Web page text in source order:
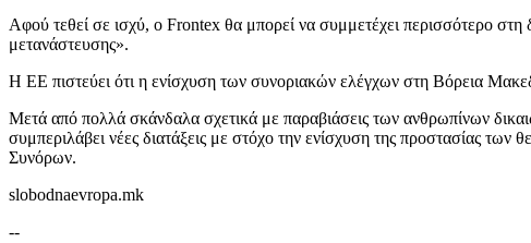
Αφού τεθεί σε ισχύ, ο Frontex θα μπορεί να συμμετέχει περισσότερο
μετανάστευσης».
Η ΕΕ πιστεύει ότι η ενίσχυση των συνοριακών ελέγχων στη Βόρεια
Μετά από πολλά σκάνδαλα σχετικά με παραβιάσεις των ανθρωπίνων
συμπεριλάβει νέες διατάξεις με στόχο την ενίσχυση της προστασίας
Συνόρων.
slobodnaevropa.mk
--